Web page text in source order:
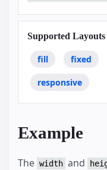
Supported Layouts
fill fixed
responsive
Example
The width and